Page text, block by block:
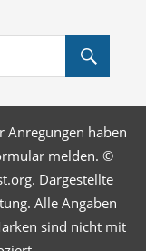
Anregungen haben
melden. ©
Dargestellte
Alle Angaben
sind nicht mit